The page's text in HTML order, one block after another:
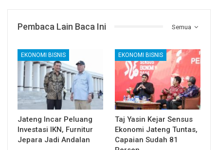
Semua
Pembaca Lain Baca Ini
EKONOMI BISNIS
Jateng Incar Peluang
Investasi IKN, Furnitur
Jepara Jadi Andalan
EKONOMI BISNIS
Taj Yasin Kejar Sensus
Ekonomi Jateng Tuntas,
Capaian Sudah 81